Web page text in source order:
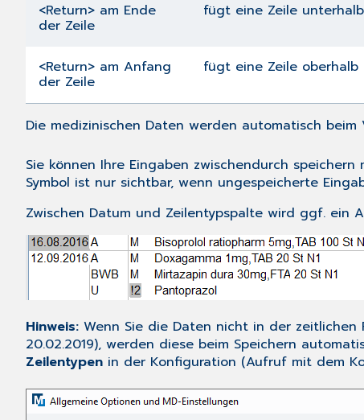
<Return> am Ende
der Zeile
fügt eine Zeile
<Return> am Anfang
der Zeile
fügt eine Zeile
Die medizinischen Daten werden automatisch beim
Sie können Ihre Eingaben zwischendurch
Symbol ist nur sichtbar, wenn ungespeicherte
Zwischen Datum und Zeilentypspalte wird ggf. ein
Hinweis: Wenn Sie die Daten nicht in der zeitlichen
20.02.2019), werden diese beim Speichern
Zeilentypen in der Konfiguration (Aufruf mit dem